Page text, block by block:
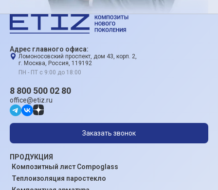
Адрес главного офиса:
Ломоносовский проспект, дом 43, корп. 2,
г. Москва, Россия, 119192
ПН - ПТ с 9:00 до 18:00
ПРОДУКЦИЯ
Композитный лист Compoglass
Теплоизоляция паростекло
8 800 500 02 80
office@etiz.ru
Заказать звонок